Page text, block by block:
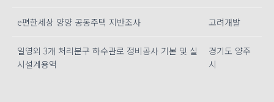
e편한세상 양양 공동주택 지반조사 고려개발
일영외 3개 처리분구 하수관로 정비공사 기본 및 실
시설계용역
경기도 양주
시